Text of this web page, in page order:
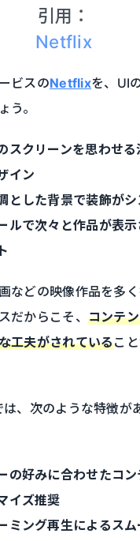
引用：
Netflix
ビスのNetflixを、UI
う。
スクリーンを思わせる
イン
とした背景で装飾がシ
ルで次々と作品が表
などの映像作品を多
だからこそ、 コンテ
工夫がされているこ
、次のような特徴が
の好みに合わせたコ
イズ推奨
ミング再生によるス